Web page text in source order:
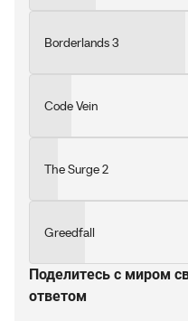
Borderlands 3
Code Vein
The Surge 2
Greedfall
Поделитесь c миром
ответом